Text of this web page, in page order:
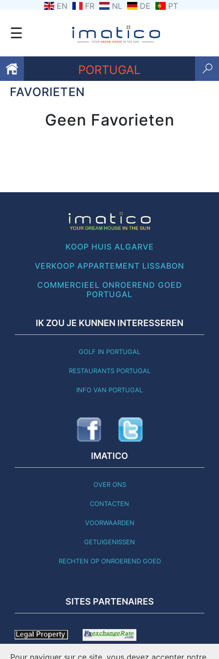
EN FR NL DE PT
☰
PORTUGAL
onroerend
FAVORIETEN
Geen Favorieten
KOOP HUIS ALGARVE
VERKOOP APPARTEMENT LISSABON
COMMERCIEEL ONROEREND GOED
PORTUGAL
IK ZOU JE KUNNEN INTERESSEREN
GOLF IN PORTUGAL
RESTAURANTS PORTUGAL
INFO VAN PORTUGAL
IMATICO
OVER ONS
CONTACTEN
VOORWAARDEN
GETUIGENISSEN
RECHTEN OP ONROEREND GOED
SITES PARTENAIRES
Pour naviguer sur ce site, vous devez accepter notre